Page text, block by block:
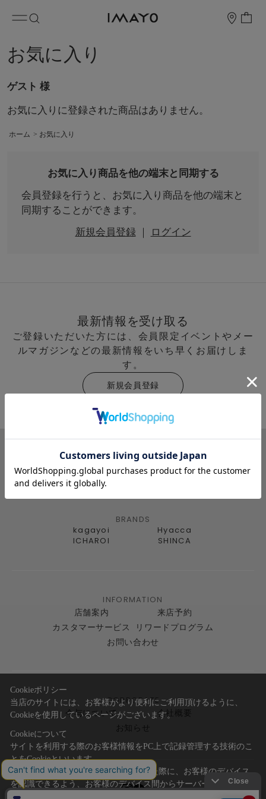
お気に入り
ゲスト 様
お気に入りに登録された商品はありません。
ホーム > お気に入り
お気に入り商品を他の端末と同期する
会員登録を行うと、お気に入り商品を他の端末と
同期することができます。
新規会員登録｜ ログイン
最新情報を受け取る
ご登録いただいた方には、会員限定イベントやメー
ルマガジンなどの最新情報をいち早くお届けしま
す。
新規会員登録
BRANDS
kagayoi
Hyacca
ICHAROI
SHINCA
INFORMATION
店舗案内
来店予約
カスタマーサービス
リワードプログラム
お問い合わせ
CORPORATE
今与について
会社概要
お知らせ
Cookieポリシー
当店のサイトには、お客様がより便利にご利用頂けるように、
Cookieを使用しているページがございます。
Cookieについて
サイトを利用する際のお客様情報をPC上で記録管理する技術のこ
とをCookieといいます。
Cookieはお客様がサイトを再訪問された際に、お客様のデバイス
を認識できるよう、お客様のデバイス間からサーバーへ送り返さ
れます。